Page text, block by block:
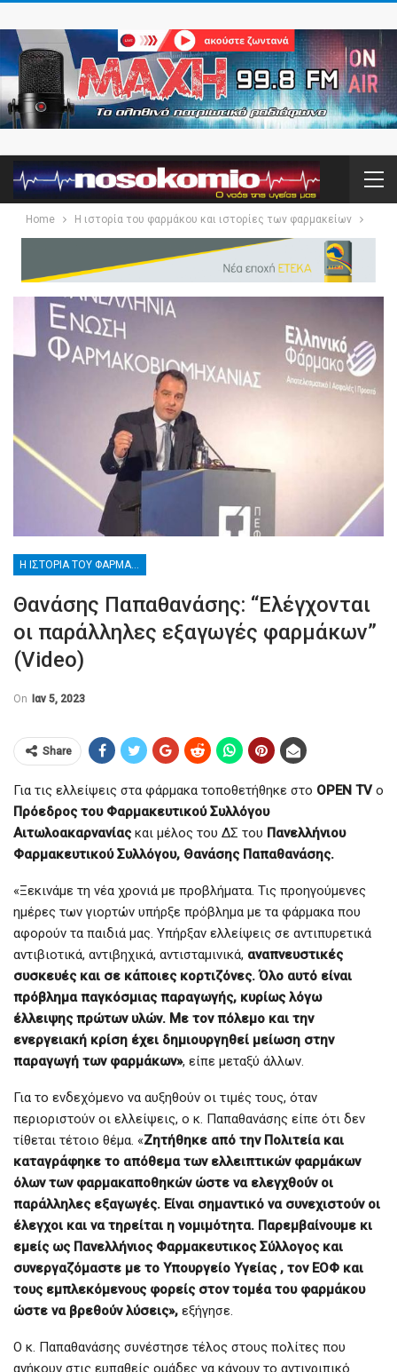
Home Η ιστορία του φαρμάκου και ιστορίες των φαρμακείων
Η ΙΣΤΟΡΊΑ ΤΟΥ ΦΑΡΜΆΚΟΥ ΚΑΙ ΙΣΤΟΡΊΕΣ ΤΩΝ ΦΑΡΜΑΚΕΊΩΝ
Θανάσης Παπαθανάσης: “Ελέγχονται
οι παράλληλες εξαγωγές φαρμάκων”
(Video)
On Ιαν 5, 2023
Share
Για τις ελλείψεις στα φάρμακα τοποθετήθηκε στο OPEN TVο
Πρόεδρος του Φαρμακευτικού Συλλόγου
Αιτωλοακαρνανίας και μέλος του ΔΣ του Πανελλήνιου
Φαρμακευτικού Συλλόγου, Θανάσης Παπαθανάσης.
«Ξεκινάμε τη νέα χρονιά με προβλήματα. Τις προηγούμενες
ημέρες των γιορτών υπήρξε πρόβλημα με τα φάρμακα που
αφορούν τα παιδιά μας. Υπήρξαν ελλείψεις σε αντιπυρετικά
αντιβιοτικά, αντιβηχικά, αντισταμινικά, αναπνευστικές
συσκευές και σε κάποιες κορτιζόνες. Όλο αυτό είναι
πρόβλημα παγκόσμιας παραγωγής, κυρίως λόγω
έλλειψης πρώτων υλών. Με τον πόλεμο και την
ενεργειακή κρίση έχει δημιουργηθεί μείωση στην
παραγωγή των φαρμάκων», είπε μεταξύ άλλων.
Για το ενδεχόμενο να αυξηθούν οι τιμές τους, όταν
περιοριστούν οι ελλείψεις, ο κ. Παπαθανάσης είπε ότι δεν
τίθεται τέτοιο θέμα. «Ζητήθηκε από την Πολιτεία και
καταγράφηκε το απόθεμα των ελλειπτικών φαρμάκων
όλων των φαρμακαποθηκών ώστε να ελεγχθούν οι
παράλληλες εξαγωγές. Είναι σημαντικό να συνεχιστούν οι
έλεγχοι και να τηρείται η νομιμότητα. Παρεμβαίνουμε κι
εμείς ως Πανελλήνιος Φαρμακευτικος Σύλλογος και
συνεργαζόμαστε με το Υπουργείο Υγείας , τον ΕΟΦ και
τους εμπλεκόμενους φορείς στον τομέα του φαρμάκου
ώστε να βρεθούν λύσεις», εξήγησε.
O κ. Παπαθανάσης συνέστησε τέλος στους πολίτες που
ανήκουν στις ευπαθείς ομάδες να κάνουν το αντιγριπικό